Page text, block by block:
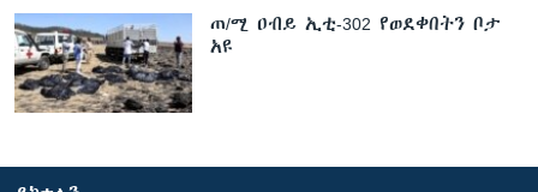
ጠ/ሚ ዐብይ ኢቲ-302 የወደቀበትን ቦታ
አዩ